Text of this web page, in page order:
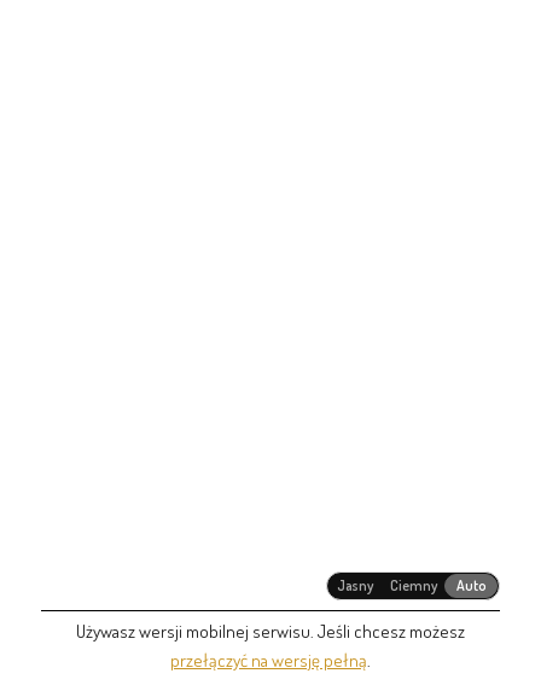
Jasny Ciemny Auto
Używasz wersji mobilnej serwisu. Jeśli chcesz możesz
przełączyć na wersję pełną